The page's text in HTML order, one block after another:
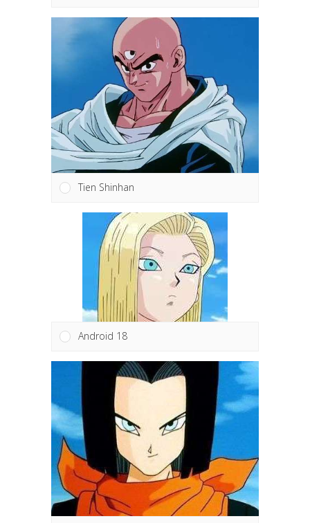
Tien Shinhan
Android 18